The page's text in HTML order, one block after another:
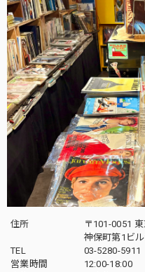
住所
〒101-0051
神保町第1ビ
TEL
03-5280-5911
営業時間
12:00-18:00